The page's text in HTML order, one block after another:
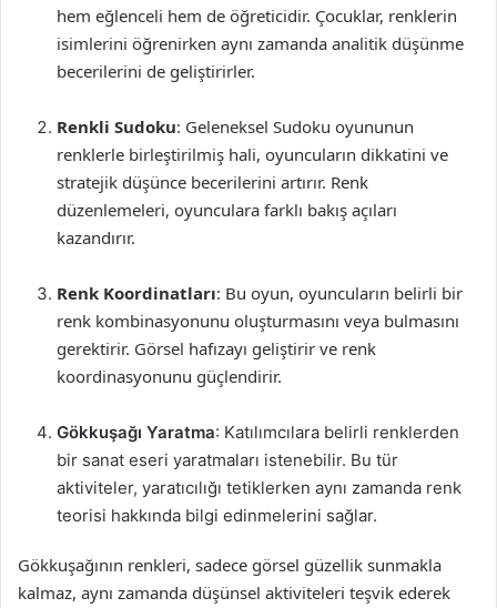
hem eğlenceli hem de öğreticidir. Çocuklar, renklerin
isimlerini öğrenirken aynı zamanda analitik düşünme
becerilerini de geliştirirler.
Renkli Sudoku: Geleneksel Sudoku oyununun
renklerle birleştirilmiş hali, oyuncuların dikkatini ve
stratejik düşünce becerilerini artırır. Renk
düzenlemeleri, oyunculara farklı bakış açıları
kazandırır.
Renk Koordinatları: Bu oyun, oyuncuların belirli bir
renk kombinasyonunu oluşturmasını veya bulmasını
gerektirir. Görsel hafızayı geliştirir ve renk
koordinasyonunu güçlendirir.
Gökkuşağı Yaratma: Katılımcılara belirli renklerden
bir sanat eseri yaratmaları istenebilir. Bu tür
aktiviteler, yaratıcılığı tetiklerken aynı zamanda renk
teorisi hakkında bilgi edinmelerini sağlar.
Gökkuşağının renkleri, sadece görsel güzellik sunmakla
kalmaz, aynı zamanda düşünsel aktiviteleri teşvik ederek